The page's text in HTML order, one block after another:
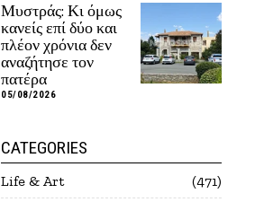
Μυστράς: Κι όμως
κανείς επί δύο και
πλέον χρόνια δεν
αναζήτησε τον
πατέρα
05/08/2026
CATEGORIES
Life & Art
471